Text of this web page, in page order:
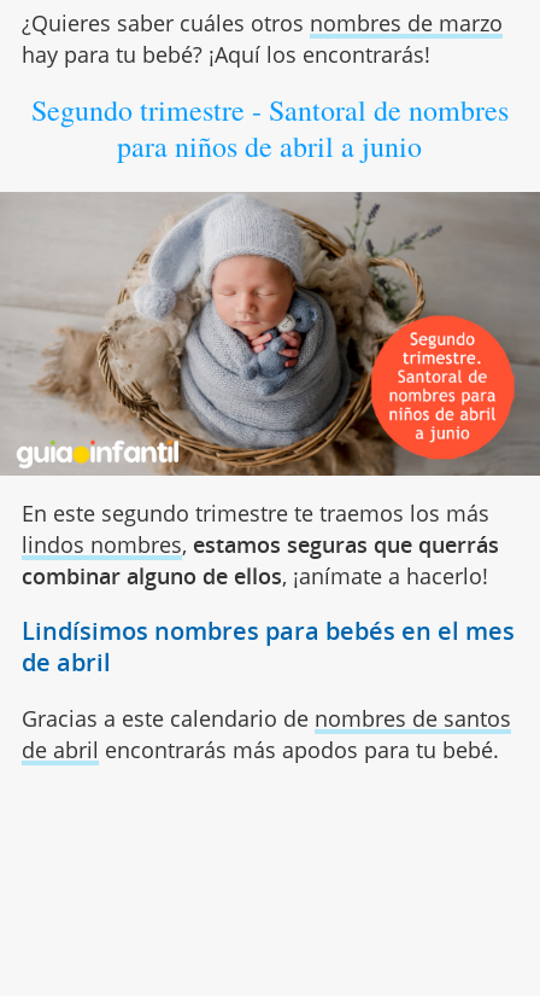
¿Quieres saber cuáles otros nombres de marzo
hay para tu bebé? ¡Aquí los encontrarás!
Segundo trimestre - Santoral de nombres
para niños de abril a junio
En este segundo trimestre te traemos los más
lindos nombres, estamos seguras que querrás
combinar alguno de ellos, ¡anímate a hacerlo!
Lindísimos nombres para bebés en el mes
de abril
Gracias a este calendario de nombres de santos
de abril encontrarás más apodos para tu bebé.